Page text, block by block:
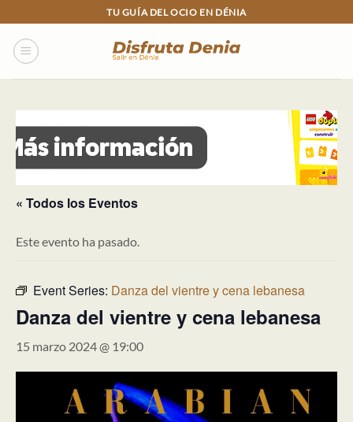
to
content
TU GUÍA DEL OCIO EN DÉNIA
« Todos los Eventos
Este evento ha pasado.
Event Series: Danza del vientre y cena lebanesa
Danza del vientre y cena lebanesa
15 marzo 2024 @ 19:00